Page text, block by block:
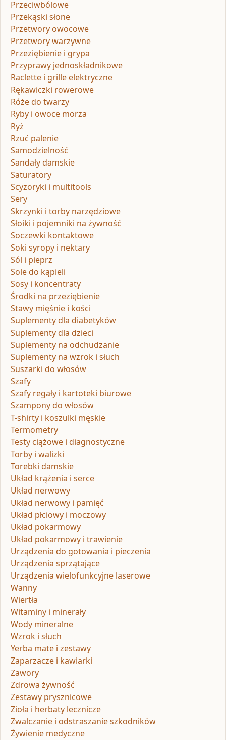
Przeciwbólowe
Przekąski słone
Przetwory owocowe
Przetwory warzywne
Przeziębienie i grypa
Przyprawy jednoskładnikowe
Raclette i grille elektryczne
Rękawiczki rowerowe
Róże do twarzy
Ryby i owoce morza
Ryż
Rzuć palenie
Samodzielność
Sandały damskie
Saturatory
Scyzoryki i multitools
Sery
Skrzynki i torby narzędziowe
Słoiki i pojemniki na żywność
Soczewki kontaktowe
Soki syropy i nektary
Sól i pieprz
Sole do kąpieli
Sosy i koncentraty
Środki na przeziębienie
Stawy mięśnie i kości
Suplementy dla diabetyków
Suplementy dla dzieci
Suplementy na odchudzanie
Suplementy na wzrok i słuch
Suszarki do włosów
Szafy
Szafy regały i kartoteki biurowe
Szampony do włosów
T-shirty i koszulki męskie
Termometry
Testy ciążowe i diagnostyczne
Torby i walizki
Torebki damskie
Układ krążenia i serce
Układ nerwowy
Układ nerwowy i pamięć
Układ płciowy i moczowy
Układ pokarmowy
Układ pokarmowy i trawienie
Urządzenia do gotowania i pieczenia
Urządzenia sprzątające
Urządzenia wielofunkcyjne laserowe
Wanny
Wiertła
Witaminy i minerały
Wody mineralne
Wzrok i słuch
Yerba mate i zestawy
Zaparzacze i kawiarki
Zawory
Zdrowa żywność
Zestawy prysznicowe
Zioła i herbaty lecznicze
Zwalczanie i odstraszanie szkodników
Żywienie medyczne